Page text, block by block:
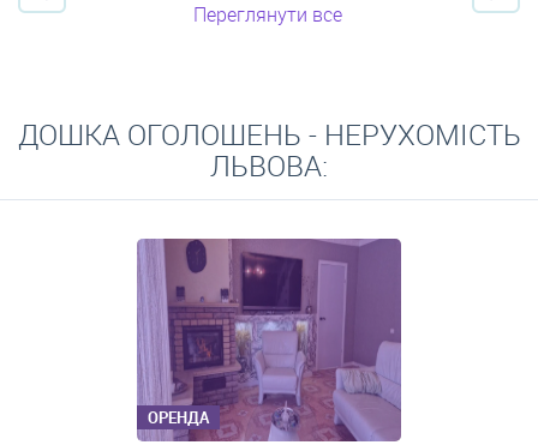
Переглянути все
ДОШКА ОГОЛОШЕНЬ - НЕРУХОМІСТЬ
ЛЬВОВА:
ОРЕНДА